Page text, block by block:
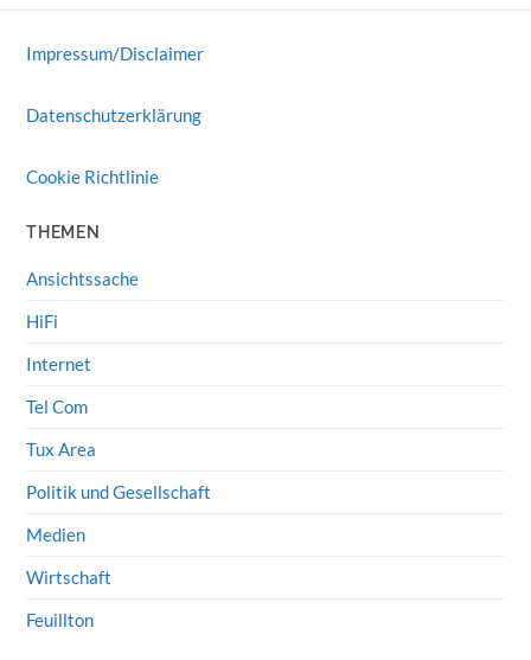
Impressum/Disclaimer
Datenschutzerklärung
Cookie Richtlinie
THEMEN
Ansichtssache
HiFi
Internet
Tel Com
Tux Area
Politik und Gesellschaft
Medien
Wirtschaft
Feuillton